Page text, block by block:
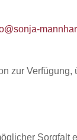
zur
Sorgfalt